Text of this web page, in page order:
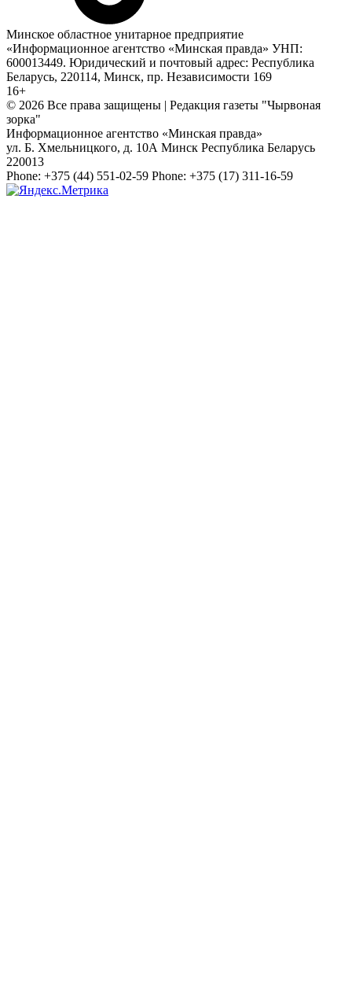
Минское областное унитарное предприятие
«Информационное агентство «Минская правда» УНП:
600013449. Юридический и почтовый адрес: Республика
Беларусь, 220114, Минск, пр. Независимости 169
16+
© 2026 Все права защищены | Редакция газеты "Чырвоная
зорка"
Информационное агентство «Минская правда»
ул. Б. Хмельницкого, д. 10А Минск Республика Беларусь
220013
Phone: +375 (44) 551-02-59 Phone: +375 (17) 311-16-59